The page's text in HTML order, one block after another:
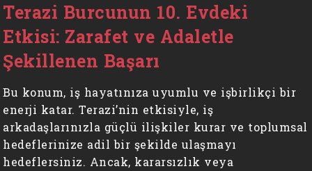
Terazi Burcunun 10. Evdeki
Etkisi: Zarafet ve Adaletle
Şekillenen Başarı
Bu konum, iş hayatınıza uyumlu ve işbirlikçi bir
enerji katar. Terazi’nin etkisiyle, iş
arkadaşlarınızla güçlü ilişkiler kurar ve toplumsal
hedeflerinize adil bir şekilde ulaşmayı
hedeflersiniz. Ancak, kararsızlık veya